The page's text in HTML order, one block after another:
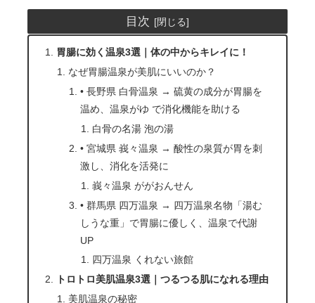
目次
胃腸に効く温泉3選｜体の中からキレイに！
なぜ胃腸温泉が美肌にいいのか？
• 長野県 白骨温泉 → 硫黄の成分が胃腸を
温め、温泉がゆ で消化機能を助ける
白骨の名湯 泡の湯
• 宮城県 峩々温泉 → 酸性の泉質が胃を刺
激し、消化を活発に
峩々温泉 ががおんせん
• 群馬県 四万温泉 → 四万温泉名物「湯む
しうな重」で胃腸に優しく、温泉で代謝
UP
四万温泉 くれない旅館
トロトロ美肌温泉3選｜つるつる肌になれる理由
美肌温泉の秘密